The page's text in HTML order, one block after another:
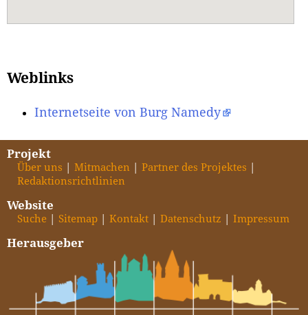
Weblinks
Internetseite von Burg Namedy
Projekt
Über uns Mitmachen
Partner des Projektes
Redaktionsrichtlinien
Website
Suche Sitemap Kontakt Datenschutz Impressum
Herausgeber